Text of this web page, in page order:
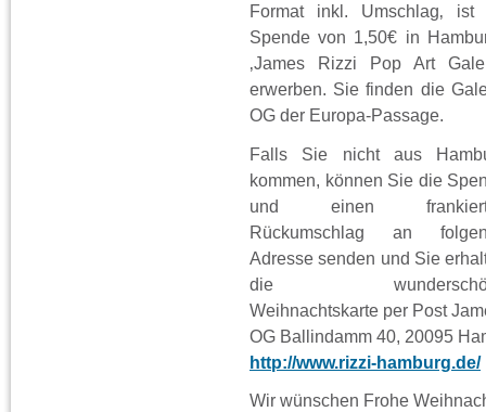
Format inkl. Umschlag‚
Spende von 1,50€ in
‚James Rizzi Pop Art
erwerben. Sie finden die
OG der Europa-Passage.
Falls Sie nicht aus
kommen, können Sie die
und einen
Rückumschlag an
Adresse senden und Sie
die
Weihnachtskarte per Post
OG Ballindamm 40, 20095
http://www.rizzi-hamburg.de/
Wir wünschen Frohe